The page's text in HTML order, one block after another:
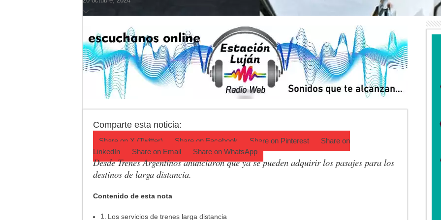
Agenda del Teatro Trinidad Guevara: agosto llega con una cartelera para todos los
ANMAT retiró productos tras detectar un robo que compromete su trazabilidad
Fiesta de la Galleta de Campo: Tomás Jofré se prepara para otra celebración tradicional
Luján volvió al Campeonato Provincial de bochas
Torres se prepara para una nueva fiesta gastronómica
Patentes: La Provincia lanzó un asistente virtual para consultar infracciones por WhatsApp
Comparte esta noticia:
Share on X (Twitter) Share on Facebook Share on Pinterest
Share on
LinkedIn
Share on Email Share on WhatsApp
Desde Trenes Argentinos anunciaron que ya se pueden adquirir los pasajes para los
destinos de larga distancia.
Contenido de esta nota
Los servicios de trenes larga distancia